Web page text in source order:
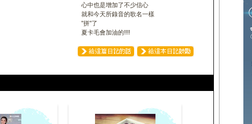
心中也是增加了不少信心
就和今天所錄音的歌名一樣
"拼"了
夏卡毛會加油的!!!!
【Next
(聯播)
(聯播)